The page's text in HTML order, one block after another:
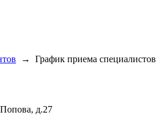
→ График приема специалистов
д.27